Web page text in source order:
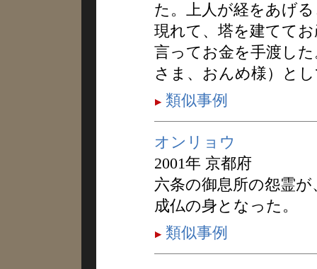
た。上人が経をあげ
現れて、塔を建てて
言ってお金を手渡し
さま、おんめ様）と
類似事例
オンリョウ
2001年 京都府
六条の御息所の怨霊
成仏の身となった。
類似事例